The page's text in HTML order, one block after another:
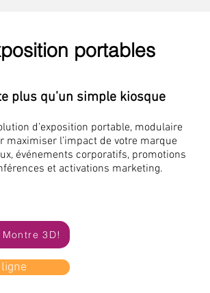
portables
plus qu’un simple kiosque
d’exposition portable, modulaire
maximiser l’impact de votre marque
événements corporatifs, promotions
et activations marketing.
3D!